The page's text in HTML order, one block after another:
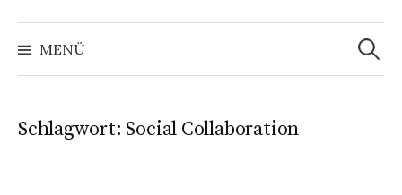
MENÜ
Suchen
nach:
Schlagwort: Social Collaboration